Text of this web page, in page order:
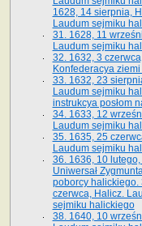
1628, 14 sierpnia,
Laudum sejmiku
31. 1628, 11
Laudum sejmiku
32. 1632, 3
Konfederacya
33. 1632, 23
Laudum sejmiku
instrukcya posłom
34. 1633, 12
Laudum sejmiku
35. 1635, 25
Laudum sejmiku
36. 1636, 10
Uniwersał
poborcy halickiego.
czerwca, Halicz.
sejmiku halickiego
38. 1640, 10